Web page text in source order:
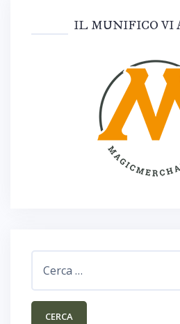
IL MUNIFICO VI